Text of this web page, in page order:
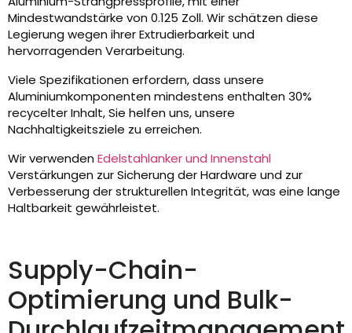
Mindestwandstärke von 0.125 Zoll. Wir schätzen diese
Legierung wegen ihrer Extrudierbarkeit und
hervorragenden Verarbeitung.
Viele Spezifikationen erfordern, dass unsere
Aluminiumkomponenten mindestens enthalten 30%
recycelter Inhalt, Sie helfen uns, unsere
Nachhaltigkeitsziele zu erreichen.
Wir verwenden Edelstahlanker und Innenstahl
Verstärkungen zur Sicherung der Hardware und zur
Verbesserung der strukturellen Integrität, was eine lange
Haltbarkeit gewährleistet.
Supply-Chain-
Optimierung und Bulk-